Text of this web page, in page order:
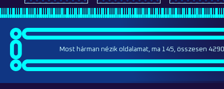
Most hárman nézik oldalamat, ma 145, összesen